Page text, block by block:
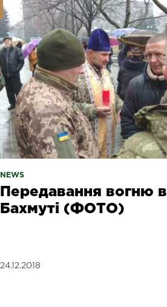
NEWS
Передавання вогню в
Бахмуті (ФОТО)
24.12.2018